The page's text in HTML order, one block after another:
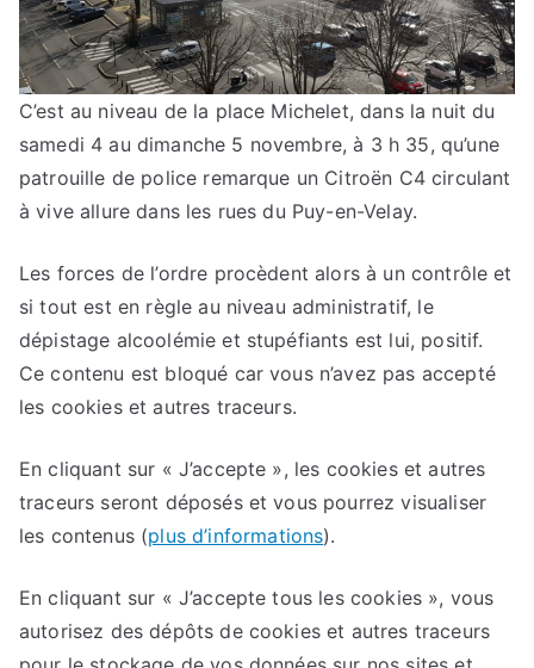
C’est au niveau de la place Michelet, dans la nuit du
samedi 4 au dimanche 5 novembre, à 3 h 35, qu’une
patrouille de police remarque un Citroën C4 circulant
à vive allure dans les rues du Puy-en-Velay.
Les forces de l’ordre procèdent alors à un contrôle et
si tout est en règle au niveau administratif, le
dépistage alcoolémie et stupéfiants est lui, positif.
Ce contenu est bloqué car vous n’avez pas accepté
les cookies et autres traceurs.
En cliquant sur « J’accepte », les cookies et autres
traceurs seront déposés et vous pourrez visualiser
les contenus (plus d’informations).
En cliquant sur « J’accepte tous les cookies », vous
autorisez des dépôts de cookies et autres traceurs